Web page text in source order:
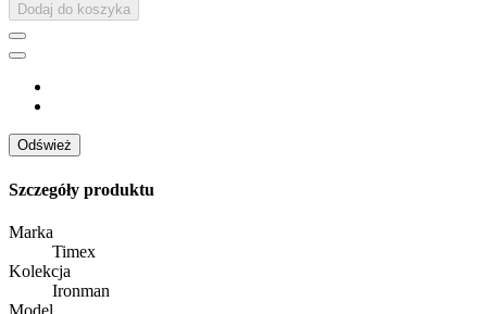
Dodaj do koszyka
Szczegóły produktu
Marka
Timex
Kolekcja
Ironman
Model